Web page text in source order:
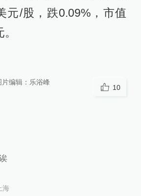
元/股，跌0.09%，市值
片编辑： 乐浴峰
10
海